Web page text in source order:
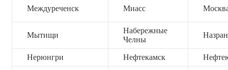
Междуреченск Миасс
Мытищи
Набережные
Челны
Нерюнгри Нефтекамск